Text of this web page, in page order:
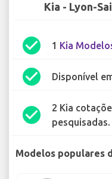
Kia - Lyon-
check_circle 1 Kia
check_circle Disponível
check_circle
2 Kia
pesquisadas.
Modelos populares